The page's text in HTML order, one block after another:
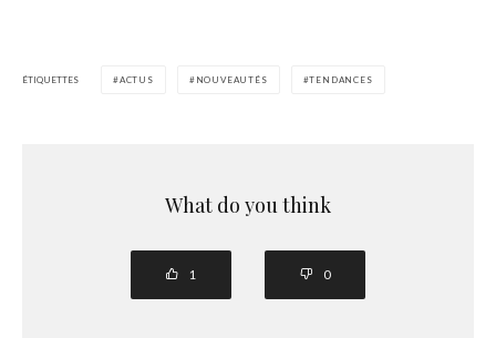
ÉTIQUETTES ACTUS NOUVEAUTÉS TENDANCES
What do you think
1 0